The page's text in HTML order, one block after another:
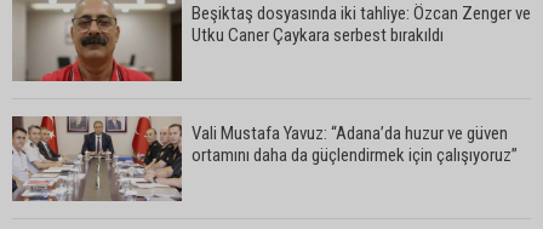
Beşiktaş dosyasında iki tahliye: Özcan Zenger ve
Utku Caner Çaykara serbest bırakıldı
Vali Mustafa Yavuz: “Adana’da huzur ve güven
ortamını daha da güçlendirmek için çalışıyoruz”